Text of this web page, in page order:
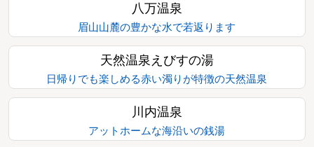
八万温泉
眉山山麓の豊かな水で若返ります
天然温泉えびすの湯
日帰りでも楽しめる赤い濁りが特徴の天然温泉
川内温泉
アットホームな海沿いの銭湯